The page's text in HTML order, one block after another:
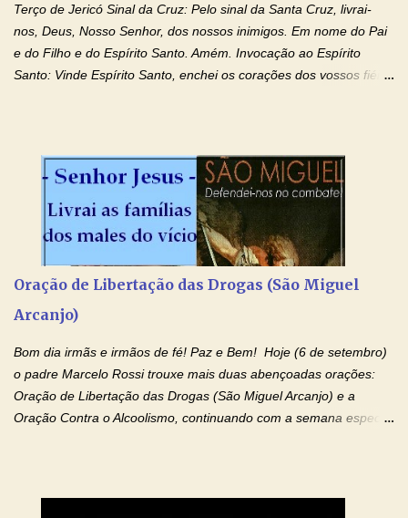
Terço de Jericó Sinal da Cruz: Pelo sinal da Santa Cruz, livrai-
nos, Deus, Nosso Senhor, dos nossos inimigos. Em nome do Pai
e do Filho e do Espírito Santo. Amém. Invocação ao Espírito
Santo: Vinde Espírito Santo, enchei os corações dos vossos fiéis
Santo, fazei que apreciemos retamente todas as coisas segundo
o mesmo Espírito e gozemos sempre da sua consolação. Por
Cristo, Senhor Nosso. Amém. Creio: Creio em Deus Pai Todo-
Poderoso, Criador do céu e da terra; e em Jesus Cristo, seu
único Filho, nosso Senhor; que foi concebido pelo poder do Espí­
rito Santo; nasceu da Virgem Maria, padeceu sob Pôncio Pilatos,
foi crucificado, morto e sepultado. Desceu à mansão dos mortos;
ressuscitou ao terceiro dia; subiu aos céus, está sentado à direita
Oração de Libertação das Drogas (São Miguel
Arcanjo)
Bom dia irmãs e irmãos de fé! Paz e Bem! Hoje (6 de setembro)
o padre Marcelo Rossi trouxe mais duas abençoadas orações:
Oração de Libertação das Drogas (São Miguel Arcanjo) e a
Oração Contra o Alcoolismo, continuando com a semana especial